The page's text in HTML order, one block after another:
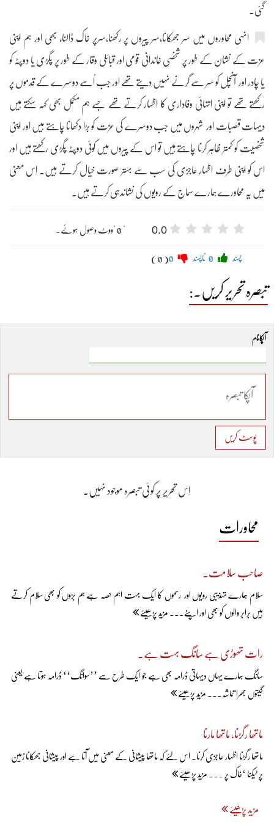
گئی۔
انہی محاوروں میں سر جھکانا،سر پیروں پر رکھنا،سرپر خاک ڈالنا، بھی اور ہم اپنی
عزت کے نشان کے طور پر شخصی خاندانی قومی اور قبائلی وقار کے طور پر پگڑی یا دوپٹہ کو
یا چادر اور آنچل کو سر سے گرنے نہیں دیتے تھے اور جب اُسے دوسرے کے قدموں پر
رکھتے تھے تو اپنی انتہائی وفاداری کا اظہار کرتے تھے جسے ہم مکمل بھی کہہ سکتے ہیں
دیہات قصبات اور شہروں میں جب دوسرے کی عزت کو بڑا دکھانا چاہتے ہیں اور اپنی
شخصیت کو کمتر ظاہر کرنا چاہتے ہیں تو اس کے پیروں میں کوئی دوپٹہ پگڑی رکھتے ہیں اور
اس کو اپنی طرف اظہارِ عاجزی کی سب سے بہتر صورت خیال کرتے ہیں۔ اِس معنی
میں یہ محاورے ہمارے سماج کے رویوں کی نشاندہی کرتے ہیں۔
0.0 " 0 "ووٹ وصول ہوئے۔
پسند ناپسند ( 0 )
تبصرہ تحریر کریں۔:
آپکا نام
پوسٹ کریں
اِس تحریر پر کوئی تبصرہ موجود نہیں۔
محاورات
صاحب سلامت۔
سلام ہمارے تہذیبی رویوں اور رسموں کا ایک بہت اہم حصّہ ہے ہم بڑوں کو بھی سلام کرتے
ہیں برابر والوں کو بھی اور اپنے... مزید پڑھیئے
رات تھوڑی ہے سانگ بہت ہے۔
سانگ ہمارے یہاں دیہاتی ڈرامہ بھی ہے جو ایک طرح سے ’’سوانگ‘‘ ڈرامہ ہوتا ہے یعنی
گیتوں بھرا تماشہ... مزید پڑھیئے
ماتھا رگڑنا، ماتھا مارنا
ماتھا رگڑنا اظہار عاجزی کرنا۔ اس لئے کہ ماتھا پیشانی کے معنی میں آتا ہے اور پیشانی جھُکانا زمین
پر ٹیکنا ‘خاک پر ... مزید پڑھیئے
مزید پڑھیئے